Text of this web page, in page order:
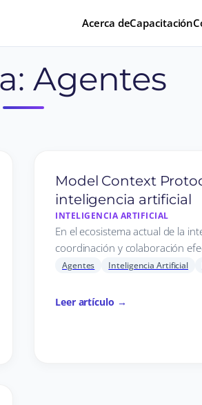
Acerca deCapacitación
Agentes
Model Context
inteligencia artificial
INTELIGENCIA ARTIFICIAL
En el ecosistema actual de la
coordinación y colaboración
Agentes Inteligencia Artificial
Leer artículo →